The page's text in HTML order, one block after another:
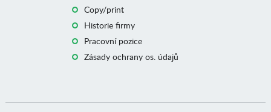
Copy/print
Historie firmy
Pracovní pozice
Zásady ochrany os. údajů